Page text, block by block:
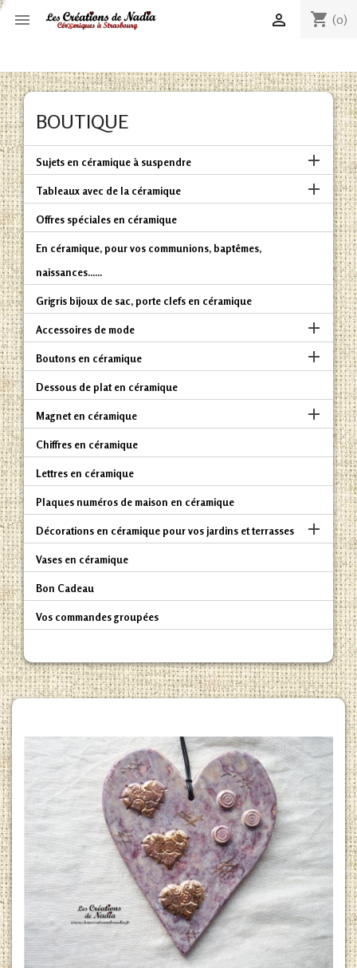
 shopping_cart (0)

BOUTIQUE
Sujets en céramique à suspendre 
Tableaux avec de la céramique 
Offres spéciales en céramique
En céramique, pour vos communions, baptêmes,
naissances......
Grigris bijoux de sac, porte clefs en céramique
Accessoires de mode 
Boutons en céramique 
Dessous de plat en céramique
Magnet en céramique 
Chiffres en céramique
Lettres en céramique
Plaques numéros de maison en céramique
Décorations en céramique pour vos jardins et terrasses 
Vases en céramique
Bon Cadeau
Vos commandes groupées